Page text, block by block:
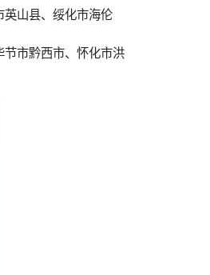
山县、绥化市海伦
市黔西市、怀化市洪